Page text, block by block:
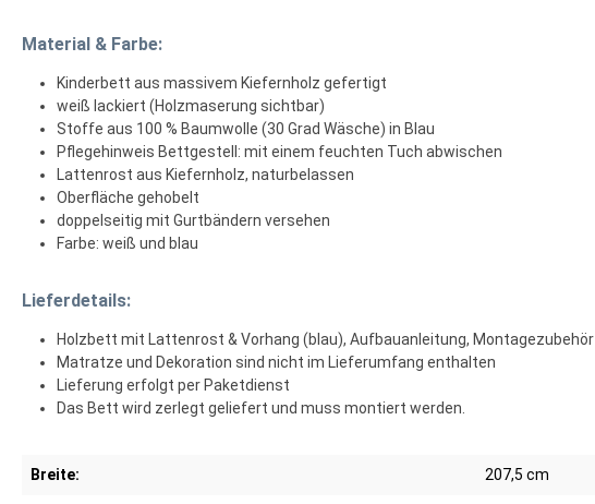
Material & Farbe:
Kinderbett aus massivem Kiefernholz gefertigt
weiß lackiert (Holzmaserung sichtbar)
Stoffe aus 100 % Baumwolle (30 Grad Wäsche) in Blau
Pflegehinweis Bettgestell: mit einem feuchten Tuch abwischen
Lattenrost aus Kiefernholz, naturbelassen
Oberfläche gehobelt
doppelseitig mit Gurtbändern versehen
Farbe: weiß und blau
Lieferdetails:
Holzbett mit Lattenrost & Vorhang (blau), Aufbauanleitung, Montagezubehör
Matratze und Dekoration sind nicht im Lieferumfang enthalten
Lieferung erfolgt per Paketdienst
Das Bett wird zerlegt geliefert und muss montiert werden.
Breite: 207,5 cm